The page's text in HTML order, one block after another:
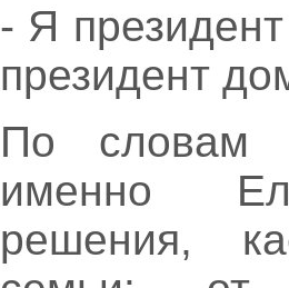
- Я
президент
По словам
именно
решения,